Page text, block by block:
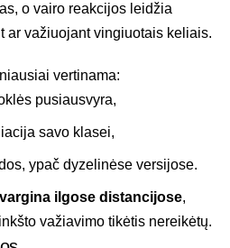
o vairo reakcijos leidžia
ar važiuojant vingiuotais keliais.
vertinama:
pusiausvyra,
savo klasei,
ypač dyzelinėse versijose.
ilgose distancijose,
važiavimo tikėtis nereikėtų.